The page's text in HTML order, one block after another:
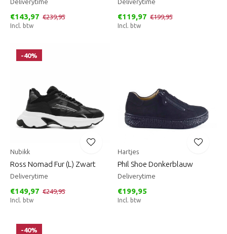
Deliverytime
€143,97 €239,95
Incl. btw
Deliverytime
€119,97 €199,95
Incl. btw
-40%
Nubikk
Ross Nomad Fur (L) Zwart
Deliverytime
€149,97 €249,95
Incl. btw
Hartjes
Phil Shoe Donkerblauw
Deliverytime
€199,95
Incl. btw
-40%